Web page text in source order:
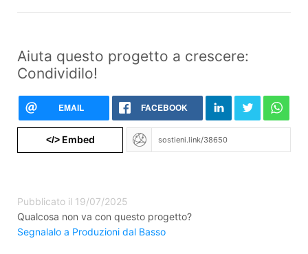
Aiuta questo progetto a crescere:
Condividilo!
EMAIL FACEBOOK
</>Embed
Pubblicato il 19/07/2025
Qualcosa non va con questo progetto?
Segnalalo a Produzioni dal Basso